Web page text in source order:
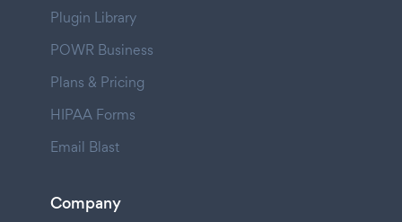
Plugin Library
POWR Business
Plans & Pricing
HIPAA Forms
Email Blast
Company